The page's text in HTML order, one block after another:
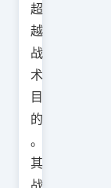
超
越
战
术
目
的
。
其
战